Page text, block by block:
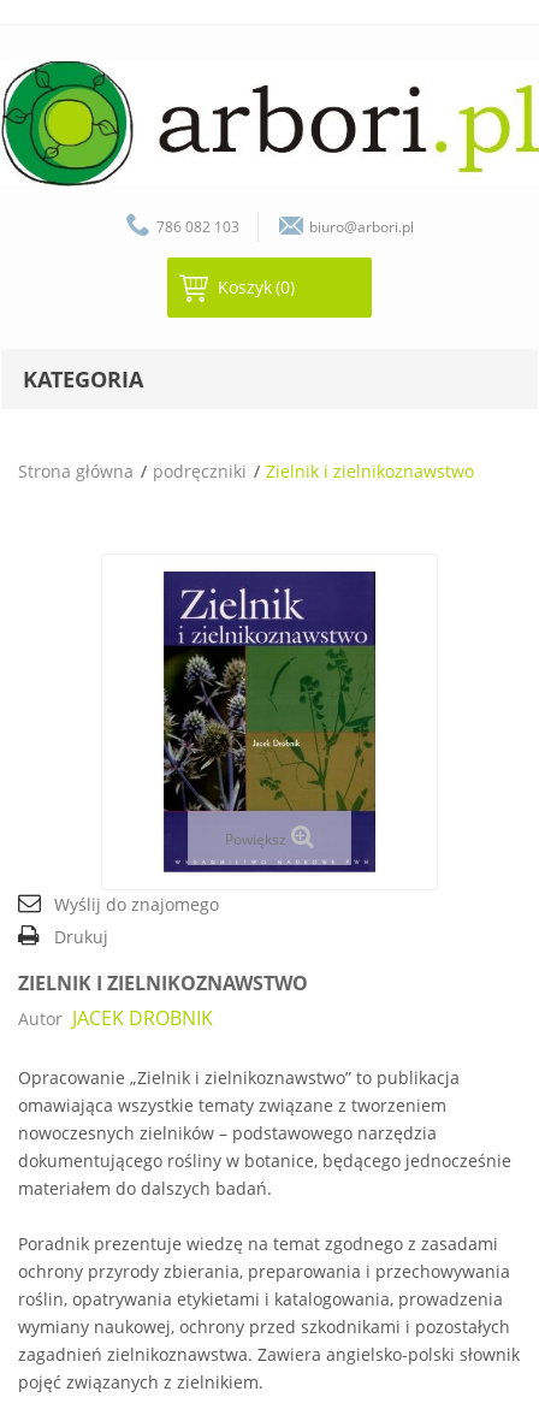
786 082 103 biuro@arbori.pl
Koszyk(0)
KATEGORIA
Strona główna podręczniki Zielnik i zielnikoznawstwo
Powiększ
Wyślij do znajomego
Drukuj
ZIELNIK I ZIELNIKOZNAWSTWO
Autor JACEK DROBNIK
Opracowanie „Zielnik i zielnikoznawstwo” to publikacja
omawiająca wszystkie tematy związane z tworzeniem
nowoczesnych zielników – podstawowego narzędzia
dokumentującego rośliny w botanice, będącego jednocześnie
materiałem do dalszych badań.
Poradnik prezentuje wiedzę na temat zgodnego z zasadami
ochrony przyrody zbierania, preparowania i przechowywania
roślin, opatrywania etykietami i katalogowania, prowadzenia
wymiany naukowej, ochrony przed szkodnikami i pozostałych
zagadnień zielnikoznawstwa. Zawiera angielsko-polski słownik
pojęć związanych z zielnikiem.